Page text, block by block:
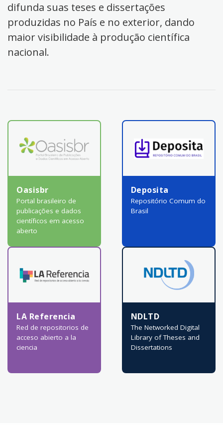
difunda suas teses e dissertações
produzidas no País e no exterior, dando
maior visibilidade à produção científica
nacional.
Oasisbr
Portal brasileiro de
publicações e dados
científicos em acesso
aberto
Deposita
Repositório Comum do
Brasil
LA Referencia
Red de repositorios de
acceso abierto a la
ciencia
NDLTD
The Networked Digital
Library of Theses and
Dissertations